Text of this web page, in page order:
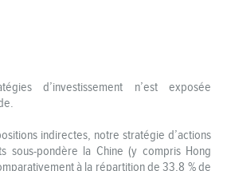
d’investissement n’est exposée
indirectes, notre stratégie d’actions
sous-pondère la Chine (y compris Hong
à la répartition de 33,8 % de